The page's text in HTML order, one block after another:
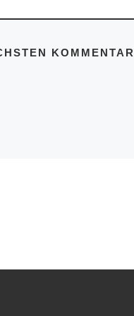
KOMMENTAR